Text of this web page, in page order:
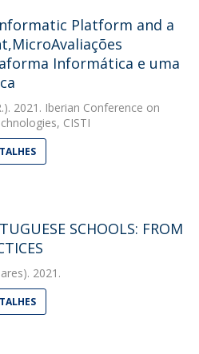
Platform and a
Informática e uma
2021. Iberian Conference on
CISTI
SCHOOLS: FROM
2021.